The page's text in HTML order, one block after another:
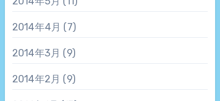
2014年4月 (7)
2014年3月 (9)
2014年2月 (9)